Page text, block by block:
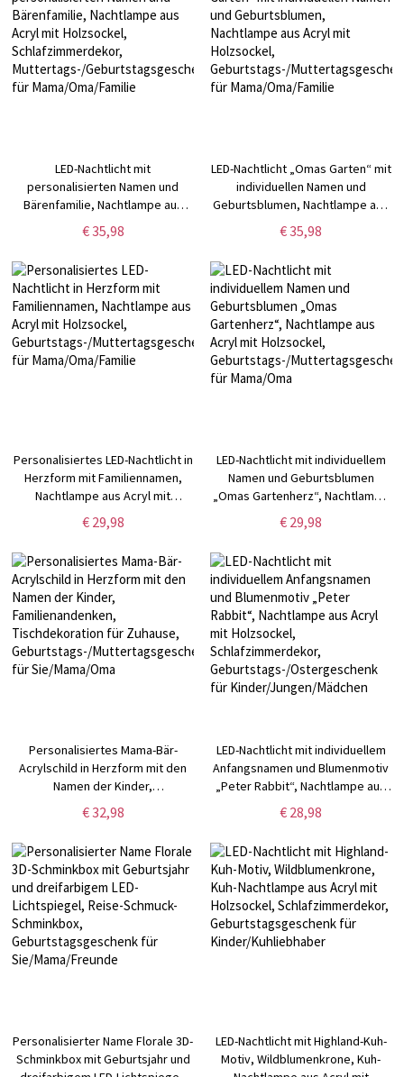
LED-Nachtlicht mit
personalisierten Namen und
Bärenfamilie, Nachtlampe aus
Schlafzimmerdekor,
Muttertags-/Geburtstagsgeschenk
für Mama/Oma/Familie
€ 35,98
LED-Nachtlicht „Omas Garten“ mit
individuellen Namen und
Geburtsblumen, Nachtlampe aus
Geburtstags-/Muttertagsgeschenk
€ 35,98
Personalisiertes LED-Nachtlicht in
Herzform mit Familiennamen,
Nachtlampe aus Acryl mit
Geburtstags-/Muttertagsgeschenk
€ 29,98
LED-Nachtlicht mit individuellem
Namen und Geburtsblumen
„Omas Gartenherz“, Nachtlampe
Geburtstags-/Muttertagsgeschenk
€ 29,98
Personalisiertes Mama-Bär-
Acrylschild in Herzform mit den
Namen der Kinder,
Familienandenken,
Tischdekoration für Zuhause,
Geburtstags-/Muttertagsgeschenk
für Sie/Mama/Oma
€ 32,98
LED-Nachtlicht mit individuellem
Anfangsnamen und Blumenmotiv
„Peter Rabbit“, Nachtlampe aus
Acryl mit Holzsockel,
Schlafzimmerdekor,
Geburtstags-/Ostergeschenk für
Kinder/Jungen/Mädchen
€ 28,98
Personalisierter Name Florale 3D-
Schminkbox mit Geburtsjahr und
LED-Nachtlicht mit Highland-Kuh-
Motiv, Wildblumenkrone, Kuh-